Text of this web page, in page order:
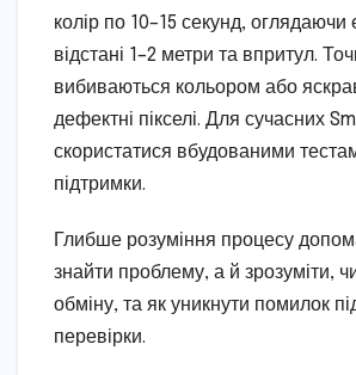
колір по 10–15 секунд, оглядаючи
відстані 1–2 метри та впритул.
вибиваються кольором або
дефектні пікселі. Для сучасних
скористатися вбудованими
підтримки.
Глибше розуміння процесу
знайти проблему, а й зрозуміти,
обміну, та як уникнути помилок
перевірки.